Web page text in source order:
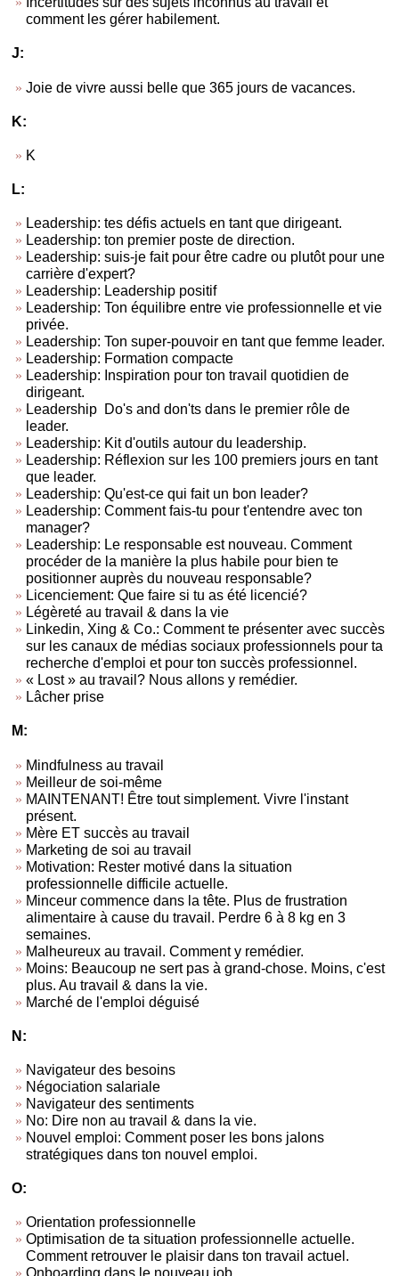
comment les gérer habilement.
J:
Joie de vivre aussi belle que 365 jours de vacances.
K:
K
L:
Leadership: tes défis actuels en tant que dirigeant.
Leadership: ton premier poste de direction.
Leadership: suis-je fait pour être cadre ou plutôt pour une
carrière d'expert?
Leadership: Leadership positif
Leadership: Ton équilibre entre vie professionnelle et vie
privée.
Leadership: Ton super-pouvoir en tant que femme leader.
Leadership: Formation compacte
Leadership: Inspiration pour ton travail quotidien de
dirigeant.
Leadership Do's and don'ts dans le premier rôle de
leader.
Leadership: Kit d'outils autour du leadership.
Leadership: Réflexion sur les 100 premiers jours en tant
que leader.
Leadership: Qu'est-ce qui fait un bon leader?
Leadership: Comment fais-tu pour t'entendre avec ton
manager?
Leadership: Le responsable est nouveau. Comment
procéder de la manière la plus habile pour bien te
positionner auprès du nouveau responsable?
Licenciement: Que faire si tu as été licencié?
Légèreté au travail & dans la vie
Linkedin, Xing & Co.: Comment te présenter avec succès
sur les canaux de médias sociaux professionnels pour ta
recherche d'emploi et pour ton succès professionnel.
« Lost » au travail? Nous allons y remédier.
Lâcher prise
M:
Mindfulness au travail
Meilleur de soi-même
MAINTENANT! Être tout simplement. Vivre l'instant
présent.
Mère ET succès au travail
Marketing de soi au travail
Motivation: Rester motivé dans la situation
professionnelle difficile actuelle.
Minceur commence dans la tête. Plus de frustration
alimentaire à cause du travail. Perdre 6 à 8 kg en 3
semaines.
Malheureux au travail. Comment y remédier.
Moins: Beaucoup ne sert pas à grand-chose. Moins, c'est
plus. Au travail & dans la vie.
Marché de l'emploi déguisé
N:
Navigateur des besoins
Négociation salariale
Navigateur des sentiments
No: Dire non au travail & dans la vie.
Nouvel emploi: Comment poser les bons jalons
stratégiques dans ton nouvel emploi.
O:
Orientation professionnelle
Optimisation de ta situation professionnelle actuelle.
Comment retrouver le plaisir dans ton travail actuel.